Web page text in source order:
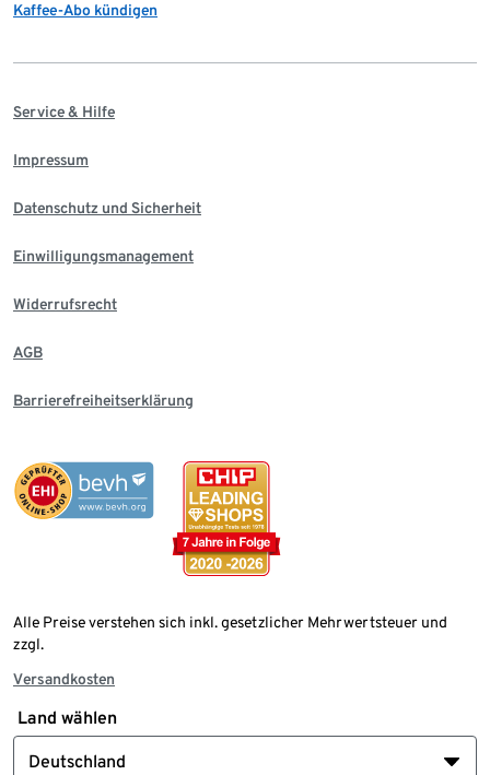
Kaffee-Abo kündigen
Service & Hilfe
Impressum
Datenschutz und Sicherheit
Einwilligungsmanagement
Widerrufsrecht
AGB
Barrierefreiheitserklärung
Alle Preise verstehen sich inkl. gesetzlicher Mehrwertsteuer und
zzgl.
Versandkosten
Land wählen
Deutschland